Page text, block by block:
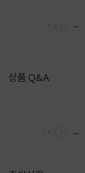
--
상품 Q&A
--